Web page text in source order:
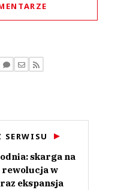
komentarzy
komentarze
SERWISU
skarga na
rewolucja w
ekspansja